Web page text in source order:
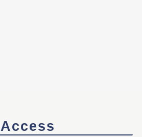
Access